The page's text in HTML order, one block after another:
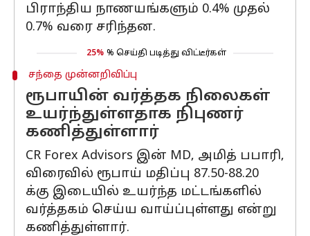
பிராந்திய நாணயங்களும் 0.4% முதல்
0.7% வரை சரிந்தன.
25% % செய்தி படித்து விட்டீர்கள்
சந்தை முன்னறிவிப்பு
ரூபாயின் வர்த்தக நிலைகள்
உயர்ந்துள்ளதாக நிபுணர்
கணித்துள்ளார்
CR Forex Advisors இன் MD, அமித் பபாரி,
விரைவில் ரூபாய் மதிப்பு 87.50-88.20
க்கு இடையில் உயர்ந்த மட்டங்களில்
வர்த்தகம் செய்ய வாய்ப்புள்ளது என்று
கணித்துள்ளார்.